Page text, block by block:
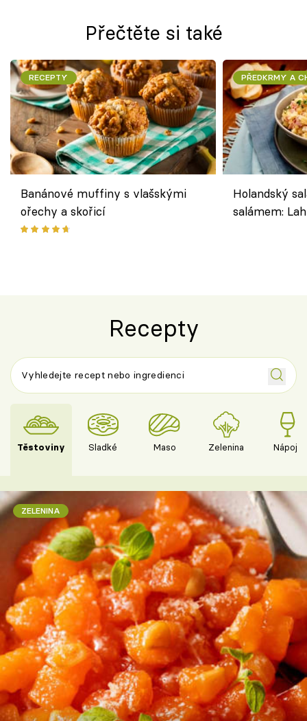
Přečtěte si také
RECEPTY
Banánové muffiny s vlašskými
ořechy a skořicí
PŘEDKRMY A
Holandský
salámem:
Recepty
Těstoviny Sladké Maso Zelenina Nápoje
ZELENINA